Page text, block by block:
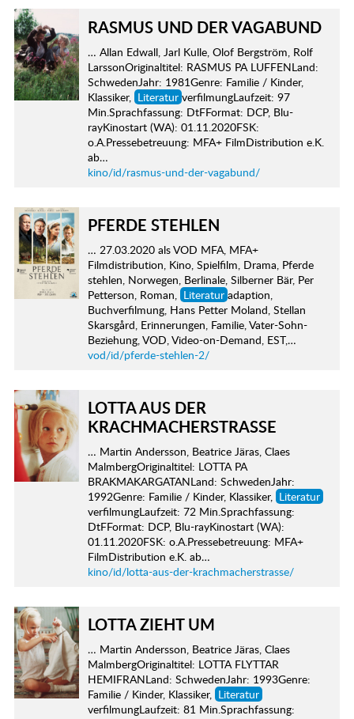
RASMUS UND DER VAGABUND
… Allan Edwall, Jarl Kulle, Olof Bergström, Rolf
LarssonOriginaltitel: RASMUS PA LUFFENLand:
SchwedenJahr: 1981Genre: Familie / Kinder,
Klassiker, Literatur verfilmungLaufzeit: 97
Min.Sprachfassung: DtFFormat: DCP, Blu-
rayKinostart (WA): 01.11.2020FSK:
o.A.Pressebetreuung: MFA+ FilmDistribution e.K.
ab…
kino/id/rasmus-und-der-vagabund/
PFERDE STEHLEN
… 27.03.2020 als VOD MFA, MFA+
Filmdistribution, Kino, Spielfilm, Drama, Pferde
stehlen, Norwegen, Berlinale, Silberner Bär, Per
Petterson, Roman, Literatur adaption,
Buchverfilmung, Hans Petter Moland, Stellan
Skarsgård, Erinnerungen, Familie, Vater-Sohn-
Beziehung, VOD, Video-on-Demand, EST,…
vod/id/pferde-stehlen-2/
LOTTA AUS DER
KRACHMACHERSTRASSE
… Martin Andersson, Beatrice Järas, Claes
MalmbergOriginaltitel: LOTTA PA
BRAKMAKARGATANLand: SchwedenJahr:
1992Genre: Familie / Kinder, Klassiker, Literatur
verfilmungLaufzeit: 72 Min.Sprachfassung:
DtFFormat: DCP, Blu-rayKinostart (WA):
01.11.2020FSK: o.A.Pressebetreuung: MFA+
FilmDistribution e.K. ab…
kino/id/lotta-aus-der-krachmacherstrasse/
LOTTA ZIEHT UM
… Martin Andersson, Beatrice Järas, Claes
MalmbergOriginaltitel: LOTTA FLYTTAR
HEMIFRANLand: SchwedenJahr: 1993Genre:
Familie / Kinder, Klassiker, Literatur
verfilmungLaufzeit: 81 Min.Sprachfassung: